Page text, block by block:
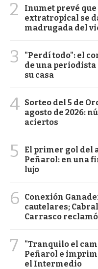
2
Inumet prevé
extratropical se
madrugada del
3
"Perdí todo": el
de una
su casa
4 Sorteo del 5 de
agosto de 2026:
aciertos
5
El primer gol del
Peñarol: en una
lujo
6
Conexión
cautelares;
Carrasco
7
"Tranquilo el
Peñarol e
el Intermedio